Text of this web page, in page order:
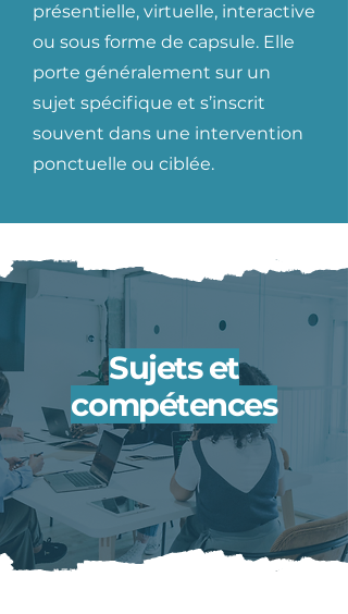
présentielle, virtuelle, interactive
ou sous forme de capsule. Elle
porte généralement sur un
sujet spécifique et s’inscrit
souvent dans une intervention
ponctuelle ou ciblée.
Sujets et
compétences